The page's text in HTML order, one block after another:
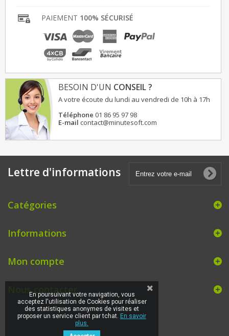
PAIEMENT 100% SÉCURISÉ
BESOIN D'UN CONSEIL ?
A votre écoute du lundi au vendredi de 10h à 17h
Téléphone 01 86 95 97 98
E-mail contact@minutesoft.com
Lettre d'informations
Catégories
Informations
Mon compte
Nous contacter
En poursuivant votre navigation, vous
acceptez l'utilisation de Cookies pour réaliser
des statistiques anonymes de visites et
proposer un service client par tchat. En savoir
plus.